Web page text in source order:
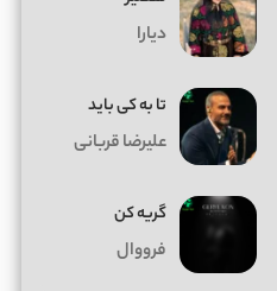
دیارا
تا به کی باید
علیرضا قربانی
گریه کن
فرووال